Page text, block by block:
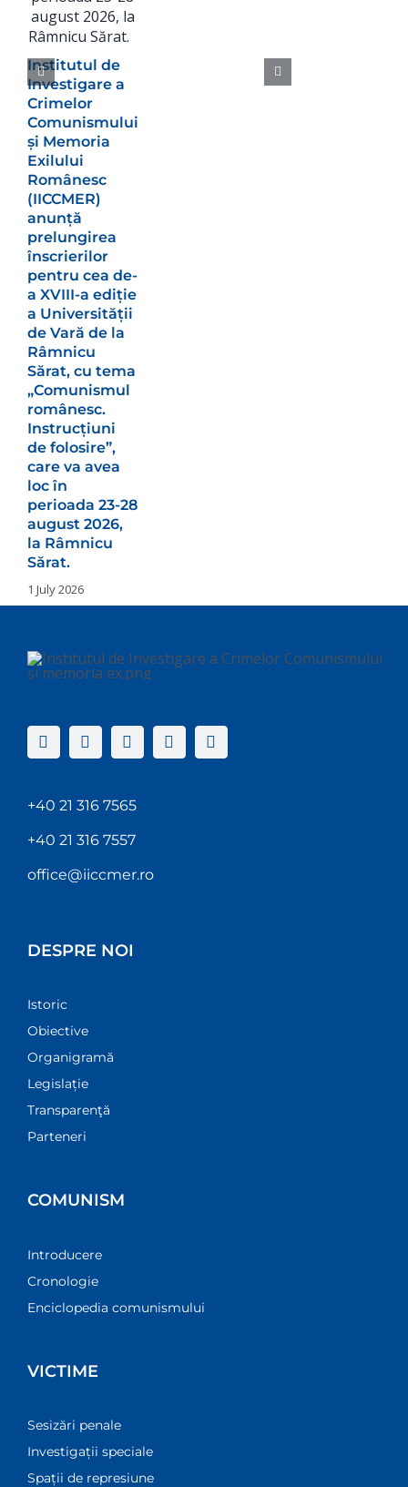
Institutul de
Investigare a
Crimelor
Comunismului
și Memoria
Exilului
Românesc
(IICCMER)
anunță
prelungirea
înscrierilor
pentru cea de-
a XVIII-a ediție
a Universității
de Vară de la
Râmnicu
Sărat, cu tema
„Comunismul
românesc.
Instrucțiuni
de folosire”,
care va avea
loc în
perioada 23-28
august 2026,
la Râmnicu
Sărat.
1 July 2026
+40 21 316 7565
+40 21 316 7557
office@iiccmer.ro
DESPRE NOI
Istoric
Obiective
Organigramă
Legislație
Transparenţă
Parteneri
COMUNISM
Introducere
Cronologie
Enciclopedia comunismului
VICTIME
Sesizări penale
Investigații speciale
Spații de represiune